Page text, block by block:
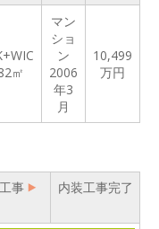
㎡
マン
ショ
ン
2006
年3
月
10,499
万円
事 内装工事完了